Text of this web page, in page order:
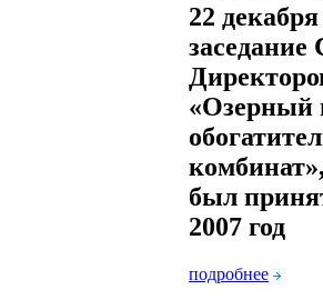
22
заседание
«Озерный
был
2007 год
подробнее